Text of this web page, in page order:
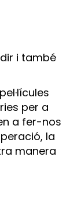
i també
per a
a fer-nos
la
manera